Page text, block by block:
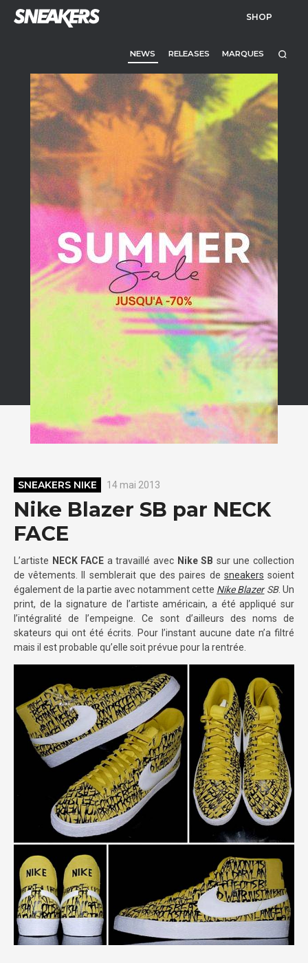
SHOP
NEWS RELEASES MARQUES
SNEAKERS NIKE 14 mai 2013
Nike Blazer SB par NECK
FACE
L’artiste NECK FACE a travaillé avec Nike SB sur une collection
de vêtements. Il semblerait que des paires de sneakers soient
également de la partie avec notamment cette Nike BlazerSB. Un
print, de la signature de l’artiste américain, a été appliqué sur
l’intégralité de l’empeigne. Ce sont d’ailleurs des noms de
skateurs qui ont été écrits. Pour l’instant aucune date n’a filtré
mais il est probable qu’elle soit prévue pour la rentrée.